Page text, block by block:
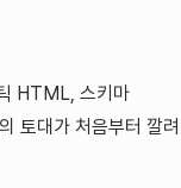
HTML, 스키마
토대가 처음부터 깔려